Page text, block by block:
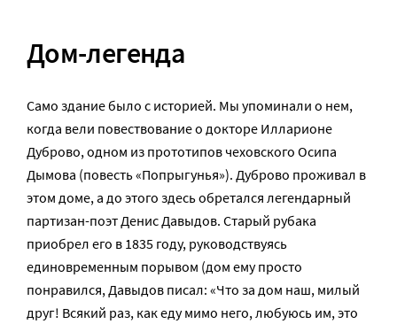
Дом-легенда
Само здание было с историей. Мы упоминали о нем,
когда вели повествование о докторе Илларионе
Дуброво, одном из прототипов чеховского Осипа
Дымова (повесть «Попрыгунья»). Дуброво проживал в
этом доме, а до этого здесь обретался легендарный
партизан-поэт Денис Давыдов. Старый рубака
приобрел его в 1835 году, руководствуясь
единовременным порывом (дом ему просто
понравился, Давыдов писал: «Что за дом наш, милый
друг! Всякий раз, как еду мимо него, любуюсь им, это